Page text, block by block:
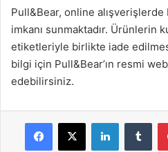
Pull&Bear, online
imkanı sunmaktadır. Ürünlerin
etiketleriyle birlikte iade
bilgi için Pull&Bear’ın resmi
edebilirsiniz.
Facebook
X LinkedIn